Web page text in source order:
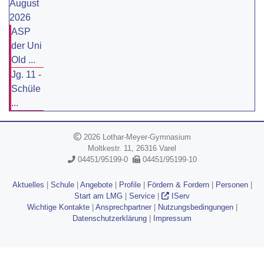
August
2026
ASP
der Uni
Old ...
Jg. 11 -
Schüle
...
2026 Lothar-Meyer-Gymnasium
Moltkestr. 11, 26316 Varel
04451/95199-0
04451/95199-10
Aktuelles Schule| Angebote| Profile| Fördern & Fordern| Personen|
Start am LMG
Service
IServ
Wichtige Kontakte| Ansprechpartner| Nutzungsbedingungen|
Datenschutzerklärung
Impressum